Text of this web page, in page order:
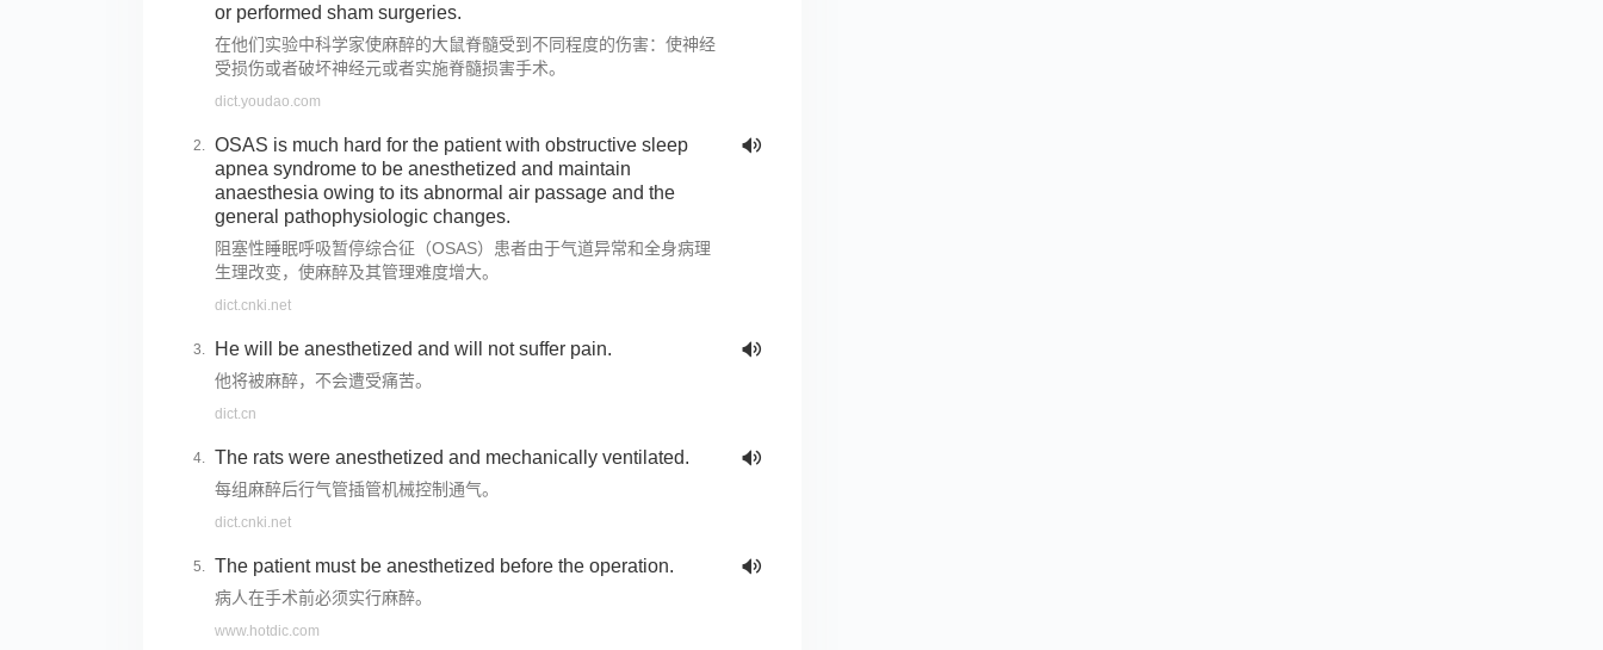
or performed sham surgeries.
在他们实验中科学家使麻醉的大鼠脊髓受到不同程度的伤害：使神经
受损伤或者破坏神经元或者实施脊髓损害手术。
dict.youdao.com
OSAS is much hard for the patient with obstructive sleep
apnea syndrome to be anesthetized and maintain
anaesthesia owing to its abnormal air passage and the
general pathophysiologic changes.
阻塞性睡眠呼吸暂停综合征（OSAS）患者由于气道异常和全身病理
生理改变，使麻醉及其管理难度增大。
dict.cnki.net
He will be anesthetized and will not suffer pain.
他将被麻醉，不会遭受痛苦。
dict.cn
The rats were anesthetized and mechanically ventilated.
每组麻醉后行气管插管机械控制通气。
dict.cnki.net
The patient must be anesthetized before the operation.
病人在手术前必须实行麻醉。
www.hotdic.com